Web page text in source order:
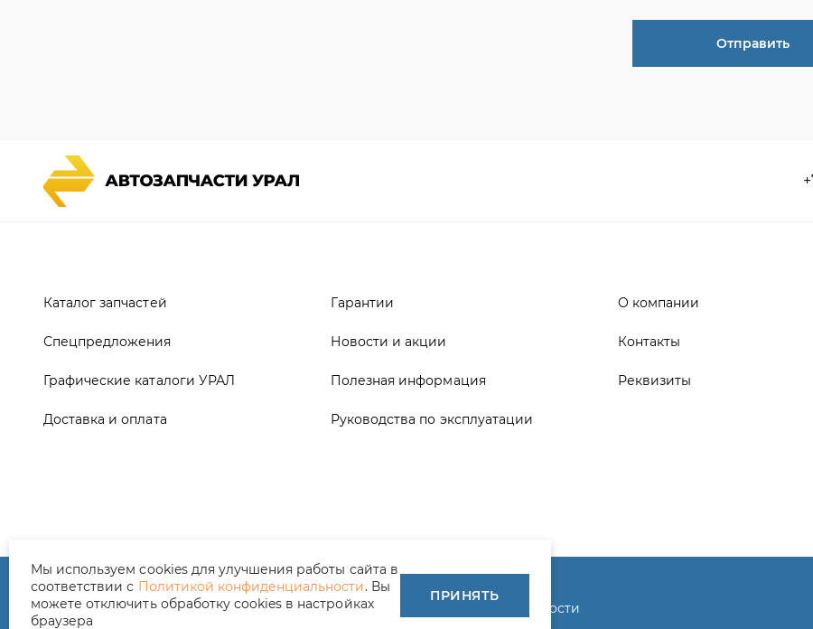
Каталог запчастей
Мы используем cookies для улучшения работы сайта в
соответствии с Политикой конфиденциальности. Вы
можете отключить обработку cookies в настройках
браузера
ПРИНЯТЬ